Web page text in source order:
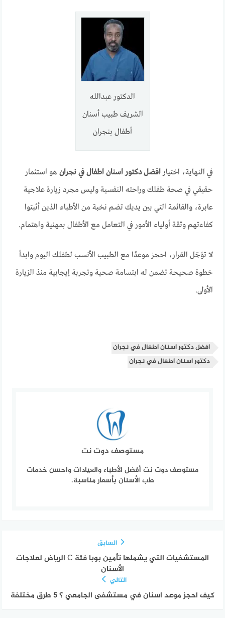
الدكتور عبدالله
الشريف طبيب أسنان
أطفال بنجران
في النهاية، اختيارافضل دكتور اسنان اطفال في نجران هو استثمار
حقيقي في صحة طفلك وراحته النفسية وليس مجرد زيارة علاجية
عابرة، والقائمة التي بين يديك تضم نخبة من الأطباء الذين أثبتوا
كفاءتهم وثقة أولياء الأمور في التعامل مع الأطفال بمهنية واهتمام.
لا تؤجّل القرار، احجز موعدًا مع الطبيب الأنسب لطفلك اليوم وابدأ
خطوة صحيحة تضمن له ابتسامة صحية وتجربة إيجابية منذ الزيارة
الأولى.
افضل دكتور اسنان اطفال في نجران
دكتور اسنان اطفال في نجران
مستوصف دوت نت
مستوصف دوت نت أفضل الأطباء والعيادات واحسن خدمات
طب الأسنان بأسعار مناسبة.
السابق
المستشفيات التي يشملها تأمين بوبا فئة C الرياض لعلاجات
الأسنان
التالي
كيف احجز موعد اسنان في مستشفى الجامعي ؟ 5 طرق مختلفة